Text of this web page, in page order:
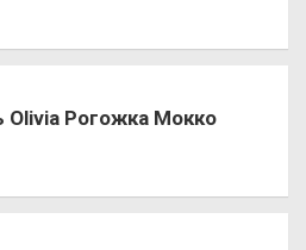
Olivia Рогожка Мокко